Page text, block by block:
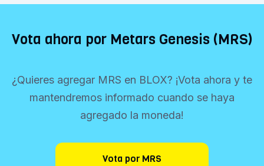
Vota ahora por Metars Genesis (MRS)
¿Quieres agregar MRS en BLOX? ¡Vota ahora y te
mantendremos informado cuando se haya
agregado la moneda!
Vota por MRS